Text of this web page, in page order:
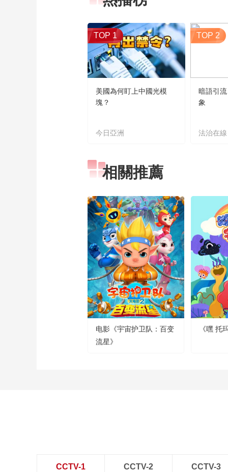
TOP 1
美國為何盯上中國光模
塊？
今日亞洲
TOP 2
暗語引
象
法治在線
相關推薦
电影《宇宙护卫队：百变
流星》
《嘿 托
CCTV-1
CCTV-2
CCTV-3